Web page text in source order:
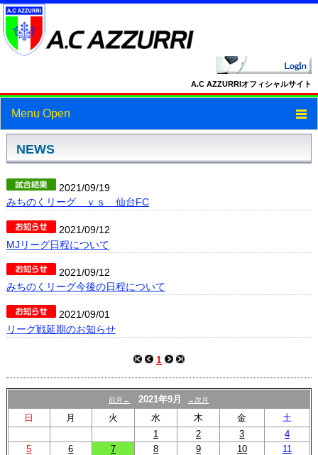
A.C AZZURRIオフィシャルサイト
Menu Open
トップ
スケジュール
スタッフ・選手紹介
フォトギャラリー
ブログ
プロフィール
NEWS
2021/09/19
みちのくリーグ ｖｓ 仙台FC
2021/09/12
MJリーグ日程について
2021/09/12
みちのくリーグ今後の日程について
2021/09/01
リーグ戦延期のお知らせ
1
前月← 2021年9月 →次月
日 月 火 水 木 金
土
1
2 3
4
5
6 7 8 9 10
11